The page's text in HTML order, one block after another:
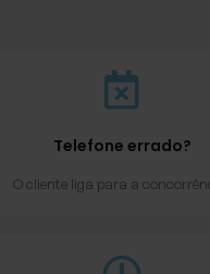
Telefone errado?
O cliente liga para a